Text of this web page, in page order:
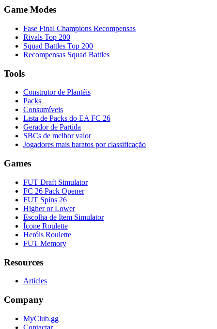
Game Modes
Fase Final Champions Recompensas
Rivals Top 200
Squad Battles Top 200
Recompensas Squad Battles
Tools
Construtor de Plantéis
Packs
Consumíveis
Lista de Packs do EA FC 26
Gerador de Partida
SBCs de melhor valor
Jogadores mais baratos por classificação
Games
FUT Draft Simulator
FC 26 Pack Opener
FUT Spins 26
Higher or Lower
Escolha de Item Simulator
Ícone Roulette
Heróis Roulette
FUT Memory
Resources
Articles
Company
MyClub.gg
Contactar